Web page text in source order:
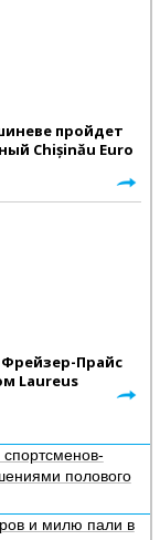
пройдет
Chișinău Euro
Прайс
Laureus
полового
и милю пали в